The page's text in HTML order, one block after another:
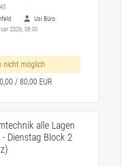
Usi Büro
2026, 08:00
nicht möglich
/ 80,00 EUR
alle Lagen
Dienstag Block 2